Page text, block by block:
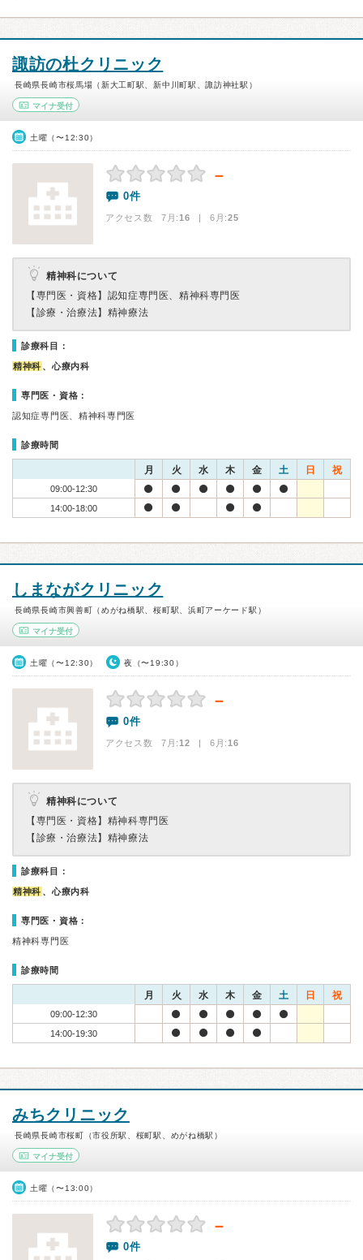
諏訪の杜クリニック
長崎県長崎市桜馬場（新大工町駅、新中川町駅、諏訪神社駅）
マイナ受付
土曜（〜12:30）
－
0件
アクセス数 7月:16 | 6月:25
精神科について
【専門医・資格】 認知症専門医、精神科専門医
【診療・治療法】 精神療法
診療科目：
精神科 、心療内科
専門医・資格：
認知症専門医、精神科専門医
診療時間
月 火 水 木 金 土 日 祝
09:00-12:30
14:00-18:00
しまながクリニック
長崎県長崎市興善町（めがね橋駅、桜町駅、浜町アーケード駅）
マイナ受付
土曜（〜12:30） 夜（〜19:30）
－
0件
アクセス数 7月:12 | 6月:16
精神科について
【専門医・資格】 精神科専門医
【診療・治療法】 精神療法
診療科目：
精神科 、心療内科
専門医・資格：
精神科専門医
診療時間
月 火 水 木 金 土 日 祝
09:00-12:30
14:00-19:30
みちクリニック
長崎県長崎市桜町（市役所駅、桜町駅、めがね橋駅）
マイナ受付
土曜（〜13:00）
－
0件